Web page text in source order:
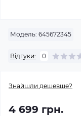
Модель: 645672345
Відгуки: 0
Знайшли дешевше?
4 699 грн.